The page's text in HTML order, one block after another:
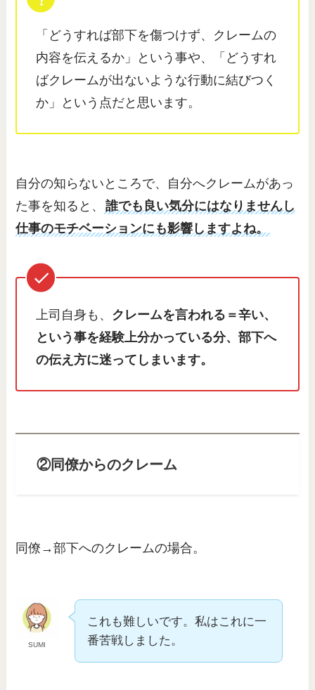
「どうすれば部下を傷つけず、クレームの
内容を伝えるか」という事や、「どうすれ
ばクレームが出ないような行動に結びつく
か」という点だと思います。
自分の知らないところで、自分へクレームがあっ
た事を知ると、 誰でも良い気分にはなりませんし
仕事のモチベーションにも影響しますよね。
上司自身も、 クレームを言われる＝辛い、
という事を経験上分かっている分、部下へ
の伝え方に迷ってしまいます。
②同僚からのクレーム
同僚→部下へのクレームの場合。
SUMI
これも難しいです。私はこれに一
番苦戦しました。